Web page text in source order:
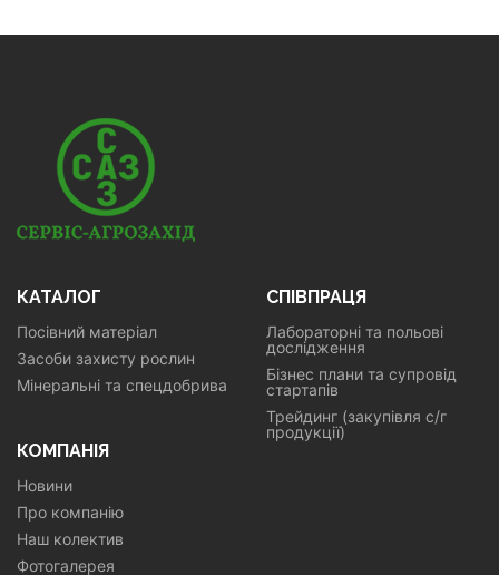
КАТАЛОГ
Посівний матеріал
Засоби захисту рослин
Мінеральні та спецдобрива
СПІВПРАЦЯ
Лабораторні та польові
дослідження
Бізнес плани та супровід
стартапів
Трейдинг (закупівля с/г
продукції)
КОМПАНІЯ
Новини
Про компанію
Наш колектив
Фотогалерея